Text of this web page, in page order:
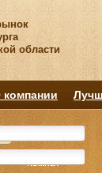
области
компании
Комнат
Комнат